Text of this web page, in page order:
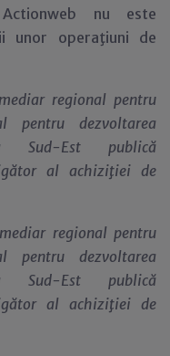
nu este
unor operaţiuni de
regional pentru
pentru dezvoltarea
Sud-Est publică
al achiziţiei de
regional pentru
pentru dezvoltarea
Sud-Est publică
al achiziţiei de